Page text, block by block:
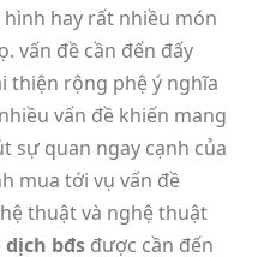
hay rất nhiều món
vấn đề cần đến đấy
thiện rộng phệ ý nghĩa
vấn đề khiến mang
sự quan ngay cạnh của
mua tới vụ vấn đề
thuật và nghệ thuật
bđs được cần đến